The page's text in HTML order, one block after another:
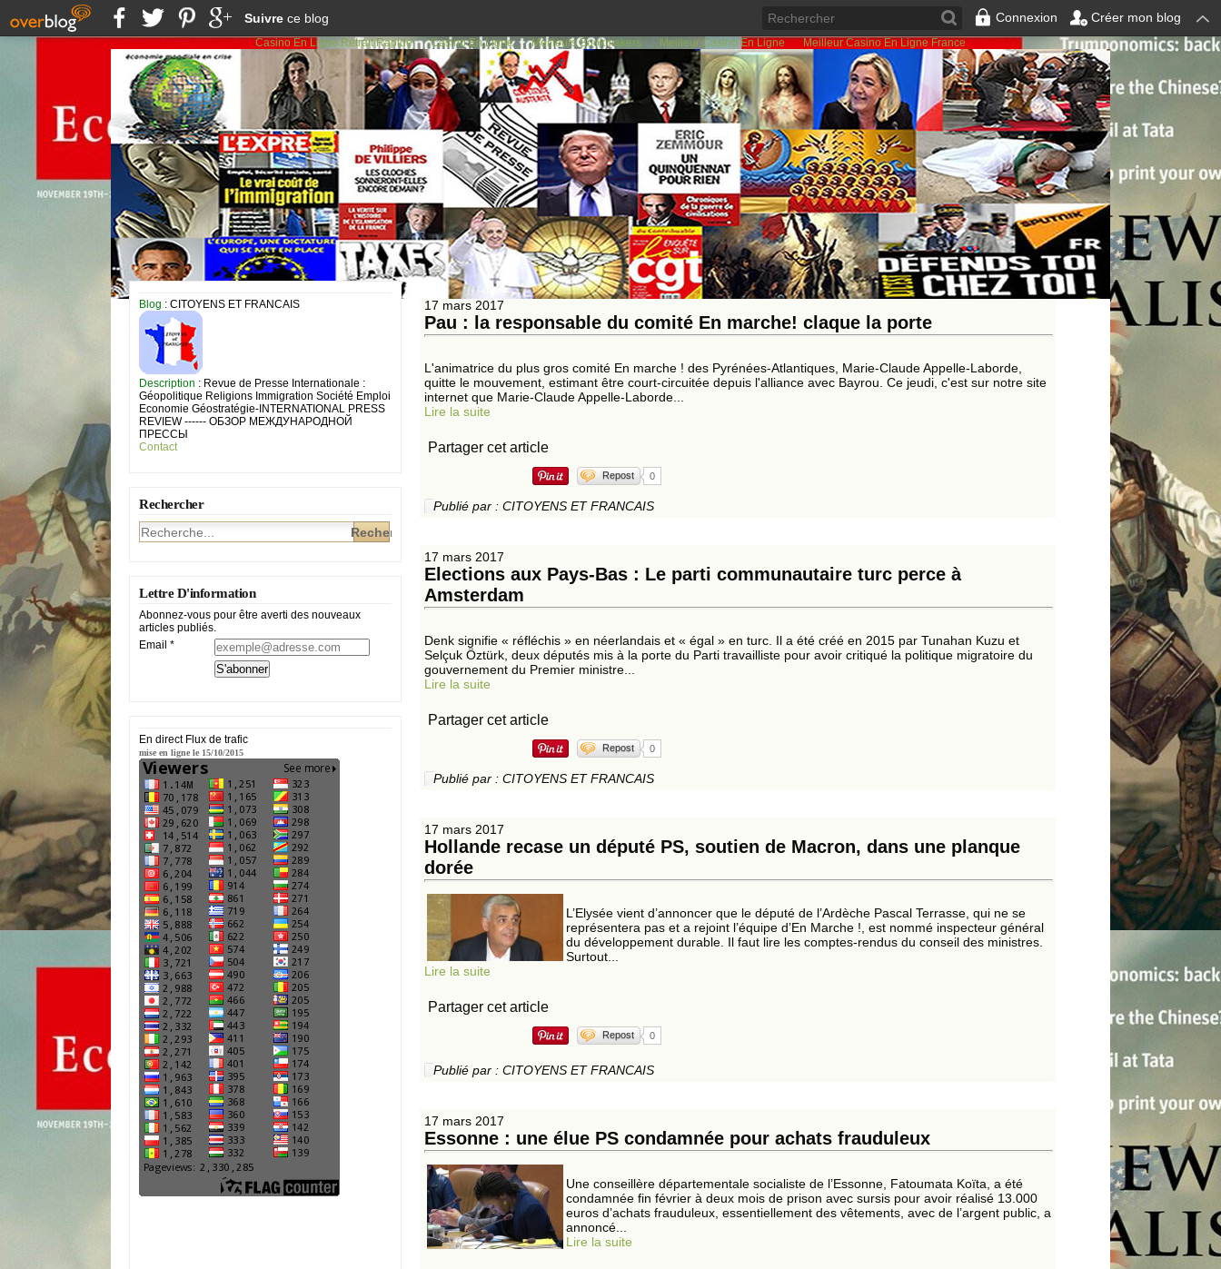
Casino En Ligne Retrait Rapide Casino En Ligne Meilleurs Bookmakers Meilleur Casino En Ligne Meilleur Casino En Ligne France
Suivrece blog Connexion Créer mon blog
Blog : CITOYENS ET FRANCAIS
Description : Revue de Presse Internationale :
Géopolitique Religions Immigration Société Emploi
Economie Géostratégie-INTERNATIONAL PRESS
REVIEW ------ ОБЗОР МЕЖДУНАРОДНОЙ
ПРЕССЫ
Contact
Rechercher
Lettre D'information
Abonnez-vous pour être averti des nouveaux
articles publiés.
Email
En direct Flux de trafic
mise en ligne le 15/10/2015
<< < 10
20
30
40
50
60 61 62 63 64 65 66 67 68 69 70 80
90
100
200
300
400
500
600
700
800
900
1000
> >>
17 mars 2017
Pau : la responsable du comité En marche! claque la porte
L'animatrice du plus gros comité En marche ! des Pyrénées-Atlantiques, Marie-Claude Appelle-Laborde,
quitte le mouvement, estimant être court-circuitée depuis l'alliance avec Bayrou. Ce jeudi, c'est sur notre site
internet que Marie-Claude Appelle-Laborde...
Lire la suite
Partager cet article
Repost 0
Publié par : CITOYENS ET FRANCAIS
17 mars 2017
Elections aux Pays-Bas : Le parti communautaire turc perce à
Amsterdam
Denk signifie « réfléchis » en néerlandais et « égal » en turc. Il a été créé en 2015 par Tunahan Kuzu et
Selçuk Öztürk, deux députés mis à la porte du Parti travailliste pour avoir critiqué la politique migratoire du
gouvernement du Premier ministre...
Lire la suite
Partager cet article
Repost 0
Publié par : CITOYENS ET FRANCAIS
17 mars 2017
Hollande recase un député PS, soutien de Macron, dans une planque
dorée
L’Elysée vient d’annoncer que le député de l’Ardèche Pascal Terrasse, qui ne se
représentera pas et a rejoint l’équipe d’En Marche !, est nommé inspecteur général
du développement durable. Il faut lire les comptes-rendus du conseil des ministres.
Surtout...
Lire la suite
Partager cet article
Repost 0
Publié par : CITOYENS ET FRANCAIS
17 mars 2017
Essonne : une élue PS condamnée pour achats frauduleux
Une conseillère départementale socialiste de l’Essonne, Fatoumata Koïta, a été
condamnée fin février à deux mois de prison avec sursis pour avoir réalisé 13.000
euros d’achats frauduleux, essentiellement des vêtements, avec de l’argent public, a
annoncé...
Lire la suite